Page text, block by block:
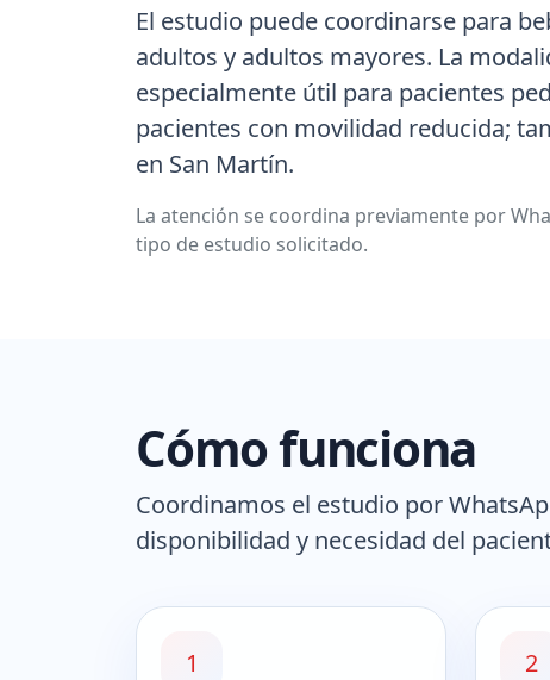
El estudio puede coordinarse para
adultos y adultos mayores. La
especialmente útil para pacientes
pacientes con movilidad reducida;
en San Martín.
La atención se coordina previamente por
tipo de estudio solicitado.
Cómo funciona
Coordinamos el estudio por
disponibilidad y necesidad del
1 2